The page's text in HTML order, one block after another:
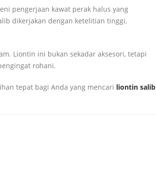
pengerjaan kawat perak halus yang
dikerjakan dengan ketelitian tinggi,
Liontin ini bukan sekadar aksesori, tetapi
rohani.
tepat bagi Anda yang mencari liontin salib